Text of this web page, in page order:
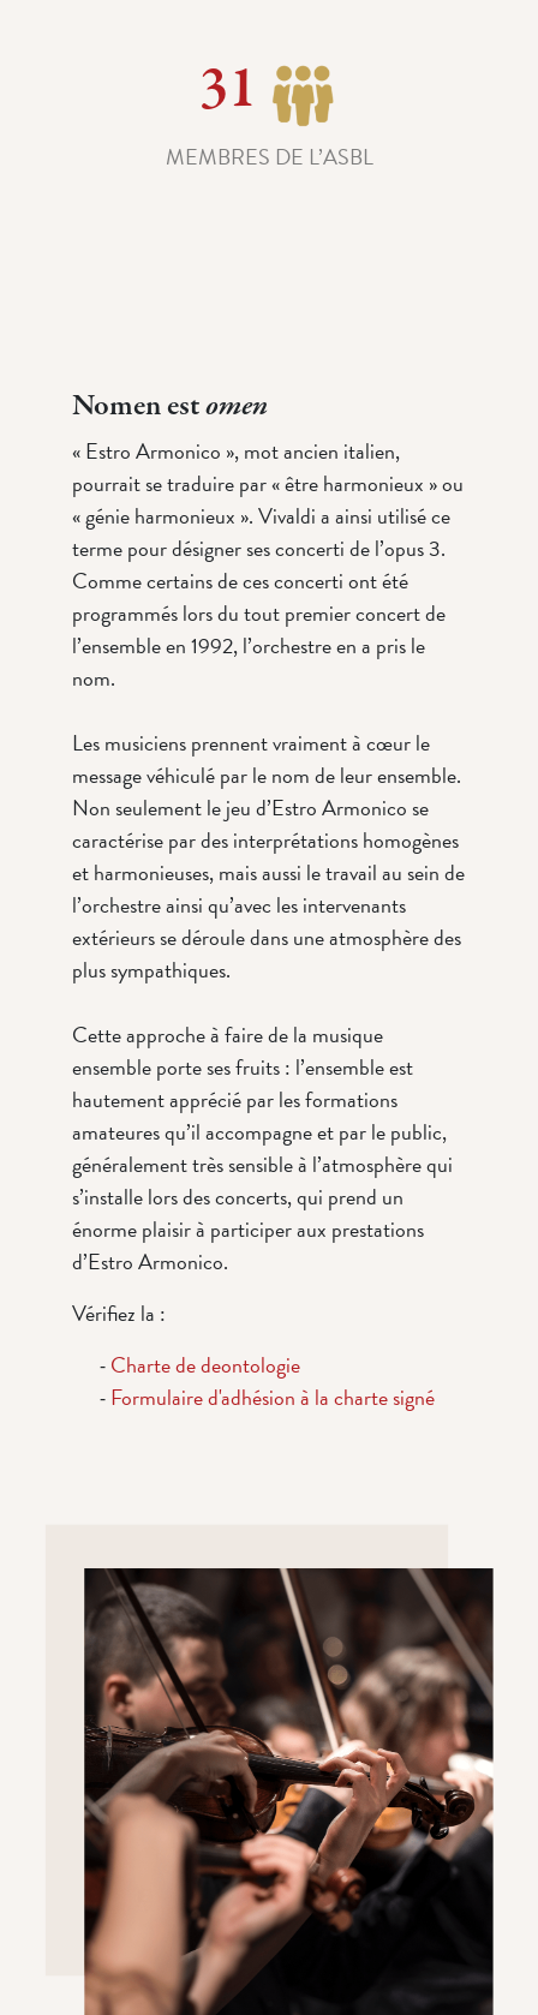
31
MEMBRES DE L’ASBL
Nomen estomen
« Estro Armonico », mot ancien italien,
pourrait se traduire par « être harmonieux » ou
« génie harmonieux ». Vivaldi a ainsi utilisé ce
terme pour désigner ses concerti de l’opus 3.
Comme certains de ces concerti ont été
programmés lors du tout premier concert de
l’ensemble en 1992, l’orchestre en a pris le
nom.
Les musiciens prennent vraiment à cœur le
message véhiculé par le nom de leur ensemble.
Non seulement le jeu d’Estro Armonico se
caractérise par des interprétations homogènes
et harmonieuses, mais aussi le travail au sein de
l’orchestre ainsi qu’avec les intervenants
extérieurs se déroule dans une atmosphère des
plus sympathiques.
Cette approche à faire de la musique
ensemble porte ses fruits : l’ensemble est
hautement apprécié par les formations
amateures qu’il accompagne et par le public,
généralement très sensible à l’atmosphère qui
s’installe lors des concerts, qui prend un
énorme plaisir à participer aux prestations
d’Estro Armonico.
Vérifiez la :
Charte de deontologie
Formulaire d'adhésion à la charte signé